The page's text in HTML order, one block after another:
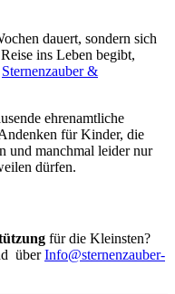
dauert, sondern sich
ins Leben begibt,
Sternenzauber &
ehrenamtliche
für Kinder, die
und manchmal leider nur
dürfen.
für die Kleinsten?
überInfo@sternenzauber-